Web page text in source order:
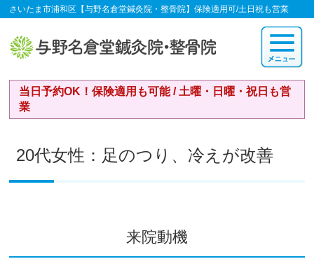
さいたま市浦和区【与野名倉堂鍼灸院・整骨院】保険適用可/土日祝も営業
当日予約OK！保険適用も可能 / 土曜・日曜・祝日も営
業
20代女性：足のつり、冷えが改善
来院動機